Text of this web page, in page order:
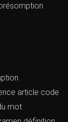
article code
mot